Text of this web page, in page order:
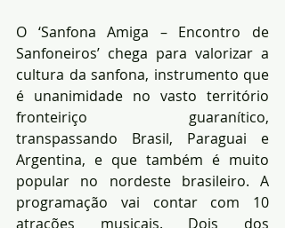
O ‘Sanfona Amiga – Encontro de
Sanfoneiros’ chega para valorizar a
cultura da sanfona, instrumento que
é unanimidade no vasto território
fronteiriço guaranítico,
transpassando Brasil, Paraguai e
Argentina, e que também é muito
popular no nordeste brasileiro. A
programação vai contar com 10
atrações musicais. Dois dos